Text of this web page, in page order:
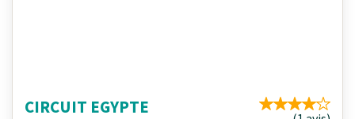
CIRCUIT EGYPTE